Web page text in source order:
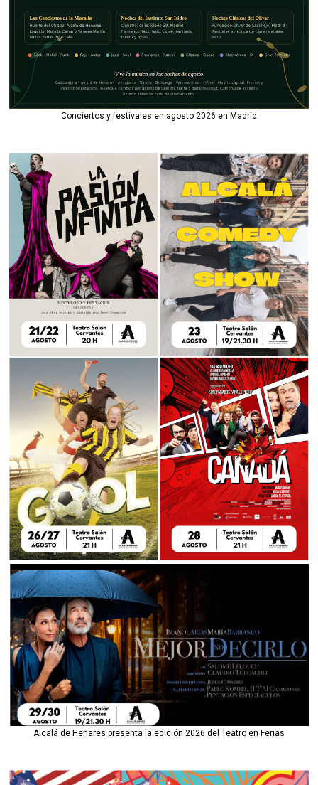
Conciertos y festivales en agosto 2026 en Madrid
Alcalá de Henares presenta la edición 2026 del Teatro en Ferias